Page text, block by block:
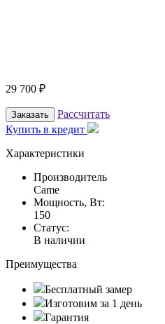
29 700 ₽
Заказать
Рассчитать
Купить в кредит
Характеристики
Производитель
Came
Мощность, Вт:
150
Статус:
В наличии
Преимущества
Бесплатный замер
Изготовим за 1 день
Гарантия